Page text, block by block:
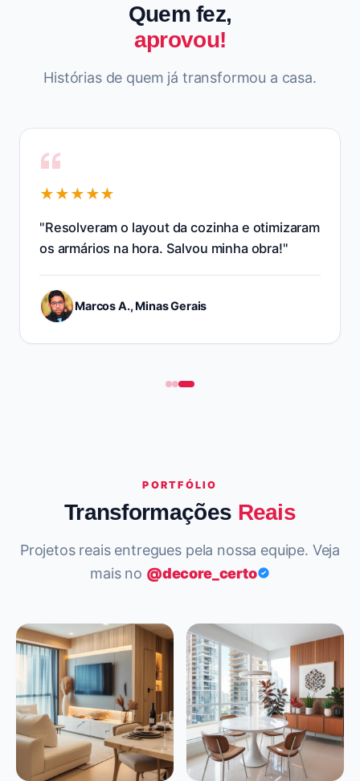
Quem fez,
aprovou!
Histórias de quem já transformou a casa.
★★★★★
"Resolveram o layout da cozinha e otimizaram
os armários na hora. Salvou minha obra!"
Marcos A., Minas Gerais
PORTFÓLIO
Transformações Reais
Projetos reais entregues pela nossa equipe. Veja
mais no @decore_certo